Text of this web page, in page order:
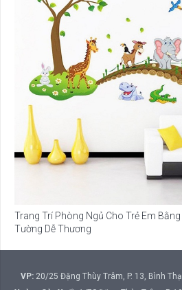
Trang Trí Phòng Ngủ Cho Trẻ Em Bằng
Tường Dễ Thương
VP:20/25 Đặng Thùy Trâm, P. 13, Bình